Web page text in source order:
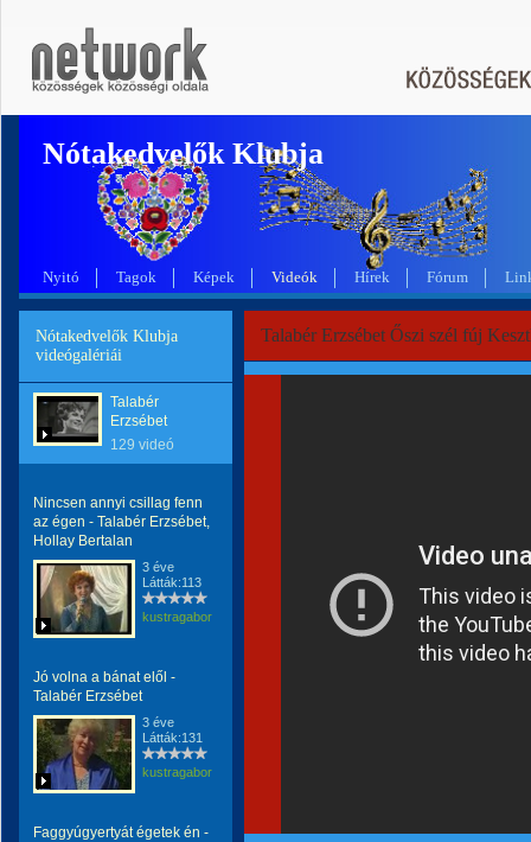
Nótakedvelők Klubja
Nyitó Tagok Képek Videók Hírek Fórum
Nótakedvelők Klubja
videógalériái
Talabér
Erzsébet
129 videó
Nincsen annyi csillag fenn
az égen - Talabér Erzsébet,
Hollay Bertalan
3 éve
Látták:113
kustragabor
Jó volna a bánat elől -
Talabér Erzsébet
3 éve
Látták:131
kustragabor
Faggyúgyertyát égetek én -
Talabér Erzsébet Őszi szél fúj